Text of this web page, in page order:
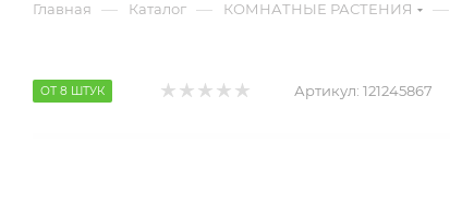
Главная — Каталог — КОМНАТНЫЕ РАСТЕНИЯ —
ОТ 8 ШТУК Артикул: 121245867